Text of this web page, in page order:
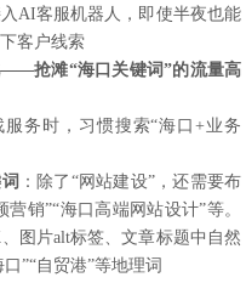
入AI客服机器人，即使半夜也能
客户线索
——抢滩“海口关键词”的流量高
务时，习惯搜索“海口+业务
：除了“网站建设”，还需要布
营销”“海口高端网站设计”等。
图片alt标签、文章标题中自然
”“自贸港”等地理词